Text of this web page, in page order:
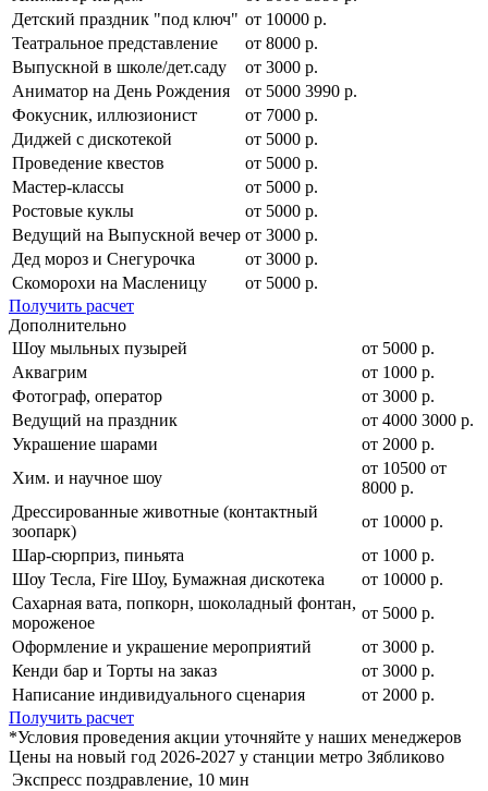
Детский праздник "под ключ" от 10000 р.
Театральное представление
от 8000 р.
Выпускной в школе/дет.саду
от 3000 р.
Аниматор на День Рождения
от 5000 3990 р.
Фокусник, иллюзионист
от 7000 р.
Диджей с дискотекой
от 5000 р.
Проведение квестов
от 5000 р.
Мастер-классы
от 5000 р.
Ростовые куклы
от 5000 р.
Ведущий на Выпускной вечер от 3000 р.
Дед мороз и Снегурочка
от 3000 р.
Скоморохи на Масленицу
от 5000 р.
Получить расчет
Дополнительно
Шоу мыльных пузырей
от 5000 р.
Аквагрим
от 1000 р.
Фотограф, оператор
от 3000 р.
Ведущий на праздник
от 4000 3000 р.
Украшение шарами
от 2000 р.
Хим. и научное шоу
от 10500 от
8000 р.
Дрессированные животные (контактный
зоопарк)
от 10000 р.
Шар-сюрприз, пиньята
от 1000 р.
Шоу Тесла, Fire Шоу, Бумажная дискотека
от 10000 р.
Сахарная вата, попкорн, шоколадный фонтан,
мороженое
от 5000 р.
Оформление и украшение мероприятий
от 3000 р.
Кенди бар и Торты на заказ
от 3000 р.
Написание индивидуального сценария
от 2000 р.
Получить расчет
*Условия проведения акции уточняйте у наших менеджеров
Цены на новый год 2026-2027 у станции метро Зябликово
Экспресс поздравление, 10 мин